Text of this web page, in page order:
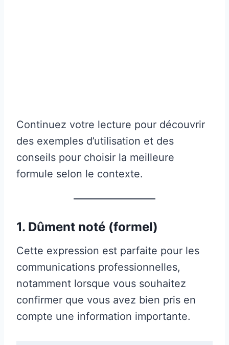
Continuez votre lecture pour découvrir
des exemples d’utilisation et des
conseils pour choisir la meilleure
formule selon le contexte.
1. Dûment noté (formel)
Cette expression est parfaite pour les
communications professionnelles,
notamment lorsque vous souhaitez
confirmer que vous avez bien pris en
compte une information importante.